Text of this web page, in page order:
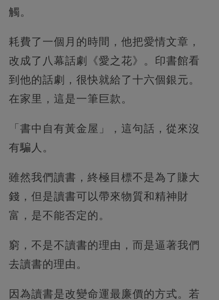
觸。
耗費了一個月的時間，他把愛情文章，
改成了八幕話劇《愛之花》。印書館看
到他的話劇，很快就給了十六個銀元。
在家里，這是一筆巨款。
「書中自有黃金屋」，這句話，從來沒
有騙人。
雖然我們讀書，終極目標不是為了賺大
錢，但是讀書可以帶來物質和精神財
富，是不能否定的。
窮，不是不讀書的理由，而是逼著我們
去讀書的理由。
因為讀書是改變命運最廉價的方式。若